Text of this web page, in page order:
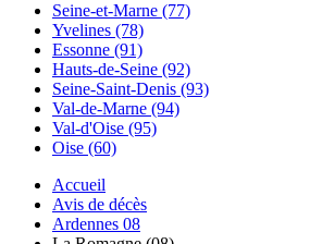
Seine-et-Marne (77)
Yvelines (78)
Essonne (91)
Hauts-de-Seine (92)
Seine-Saint-Denis (93)
Val-de-Marne (94)
Val-d'Oise (95)
Oise (60)
Accueil
Avis de décès
Ardennes 08